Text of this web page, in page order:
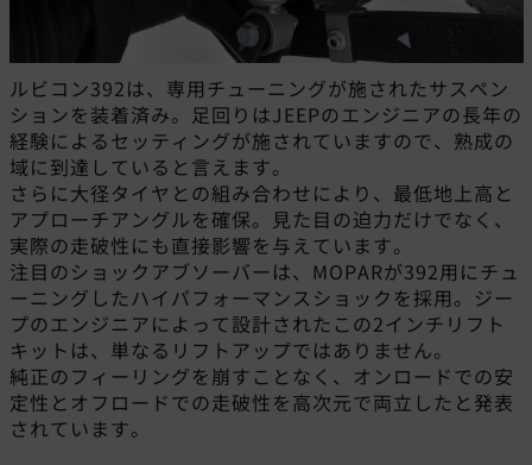
ルビコン392は、専用チューニングが施されたサスペン
ションを装着済み。足回りはJEEPのエンジニアの長年の
経験によるセッティングが施されていますので、熟成の
域に到達していると言えます。
さらに大径タイヤとの組み合わせにより、最低地上高と
アプローチアングルを確保。見た目の迫力だけでなく、
実際の走破性にも直接影響を与えています。
注目のショックアブソーバーは、MOPARが392用にチュ
ーニングしたハイパフォーマンスショックを採用。ジー
プのエンジニアによって設計されたこの2インチリフト
キットは、単なるリフトアップではありません。
純正のフィーリングを崩すことなく、オンロードでの安
定性とオフロードでの走破性を高次元で両立したと発表
されています。